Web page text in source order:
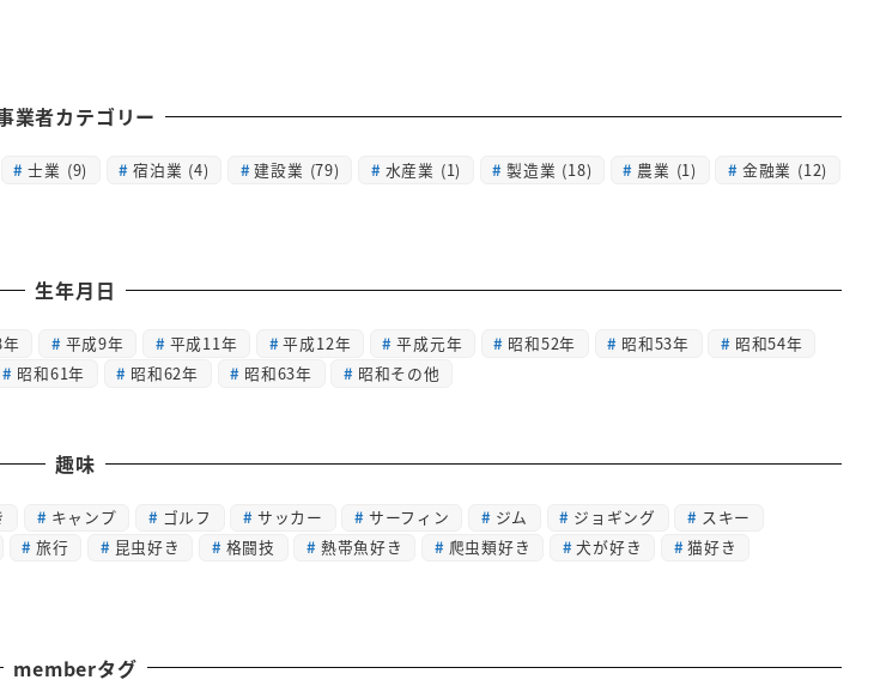
業者カテゴリー
士業 (9) 宿泊業 (4) 建設業 (79) 水産業 (1) 製造業 (18) 農業 (1) 金融業 (12)
生年月日
平成9年 平成11年 平成12年 平成元年 昭和52年 昭和53年
昭和54年
昭和61年 昭和62年 昭和63年 昭和その他
趣味
キャンプ ゴルフ サッカー サーフィン ジム ジョギング
スキー
旅行 昆虫好き 格闘技 熱帯魚好き 爬虫類好き 犬が好き
猫好き
memberタグ